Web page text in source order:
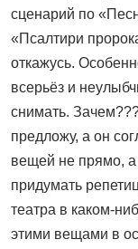
сценарий по
«Псалтири
откажусь.
всерьёз и
снимать.
предложу, а он
вещей не прямо,
придумать
театра в
этими вещами в